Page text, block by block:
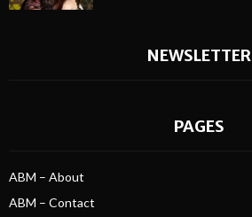
NEWSLETTER
PAGES
ABM – About
ABM – Contact